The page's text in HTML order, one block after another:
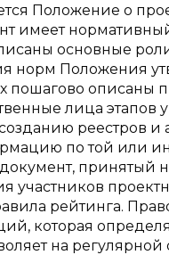
Положение о
имеет
основные
норм Положения
пошагово описаны
лица этапов
реестров и
по той или
принятый
участников
рейтинга.
которая
на